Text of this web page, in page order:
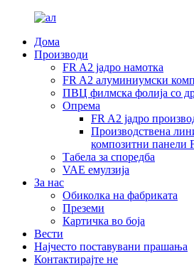
Дома
Производи
FR A2 јадро намотка
FR A2 алуминиумски
ПВЦ филмска фолија со
Опрема
FR A2 јадро
Производствена
композитни панели
Табела за споредба
VAE емулзија
За нас
Обиколка на фабриката
Преземи
Картичка во боја
Вести
Најчесто поставувани прашања
Контактирајте не